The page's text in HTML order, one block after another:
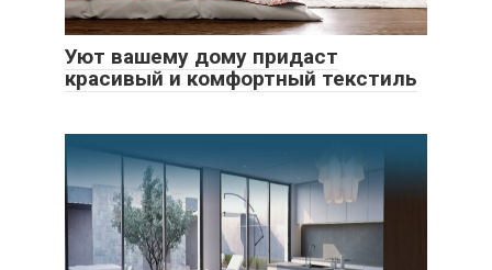
Уют вашему дому придаст
красивый и комфортный текстиль